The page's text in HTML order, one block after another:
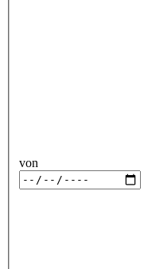
von